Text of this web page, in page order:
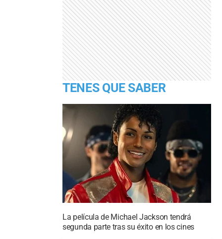
TENES QUE SABER
La película de Michael Jackson tendrá
segunda parte tras su éxito en los cines